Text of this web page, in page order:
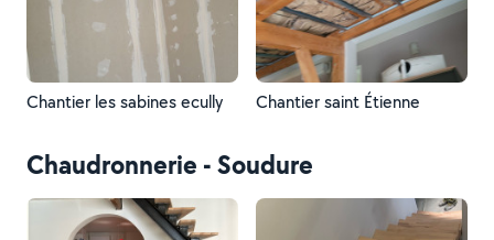
Chantier les sabines ecully Chantier saint Étienne
Chaudronnerie - Soudure